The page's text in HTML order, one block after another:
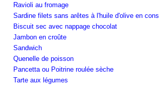
Ravioli au fromage
Sardine filets sans arêtes à l'huile d'olive en
Biscuit sec avec nappage chocolat
Jambon en croûte
Sandwich
Quenelle de poisson
Pancetta ou Poitrine roulée sèche
Tarte aux légumes